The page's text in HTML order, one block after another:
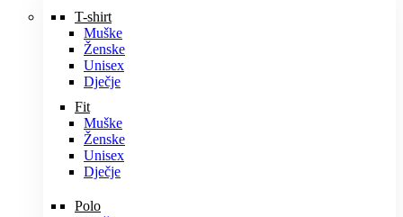
T-shirt
Muške
Ženske
Unisex
Dječje
Fit
Muške
Ženske
Unisex
Dječje
Polo